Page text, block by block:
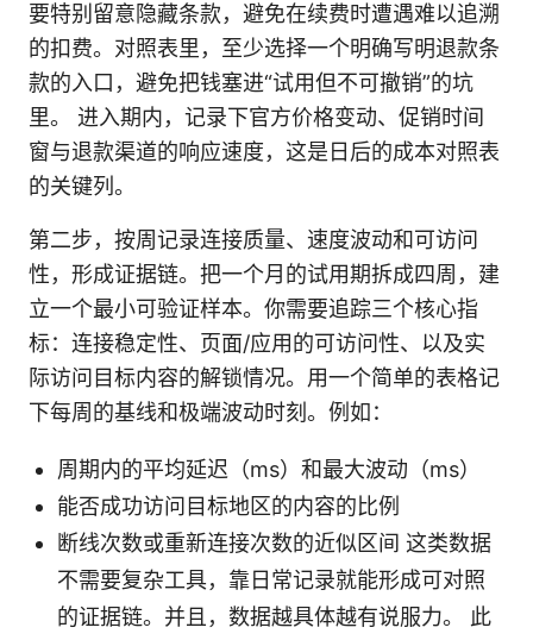
要特别留意隐藏条款，避免在续费时遭遇难以追溯
的扣费。对照表里，至少选择一个明确写明退款条
款的入口，避免把钱塞进“试用但不可撤销”的坑
里。 进入期内，记录下官方价格变动、促销时间
窗与退款渠道的响应速度，这是日后的成本对照表
的关键列。
第二步，按周记录连接质量、速度波动和可访问
性，形成证据链。把一个月的试用期拆成四周，建
立一个最小可验证样本。你需要追踪三个核心指
标：连接稳定性、页面/应用的可访问性、以及实
际访问目标内容的解锁情况。用一个简单的表格记
下每周的基线和极端波动时刻。例如：
周期内的平均延迟（ms）和最大波动（ms）
能否成功访问目标地区的内容的比例
断线次数或重新连接次数的近似区间 这类数据
不需要复杂工具，靠日常记录就能形成可对照
的证据链。并且，数据越具体越有说服力。 此